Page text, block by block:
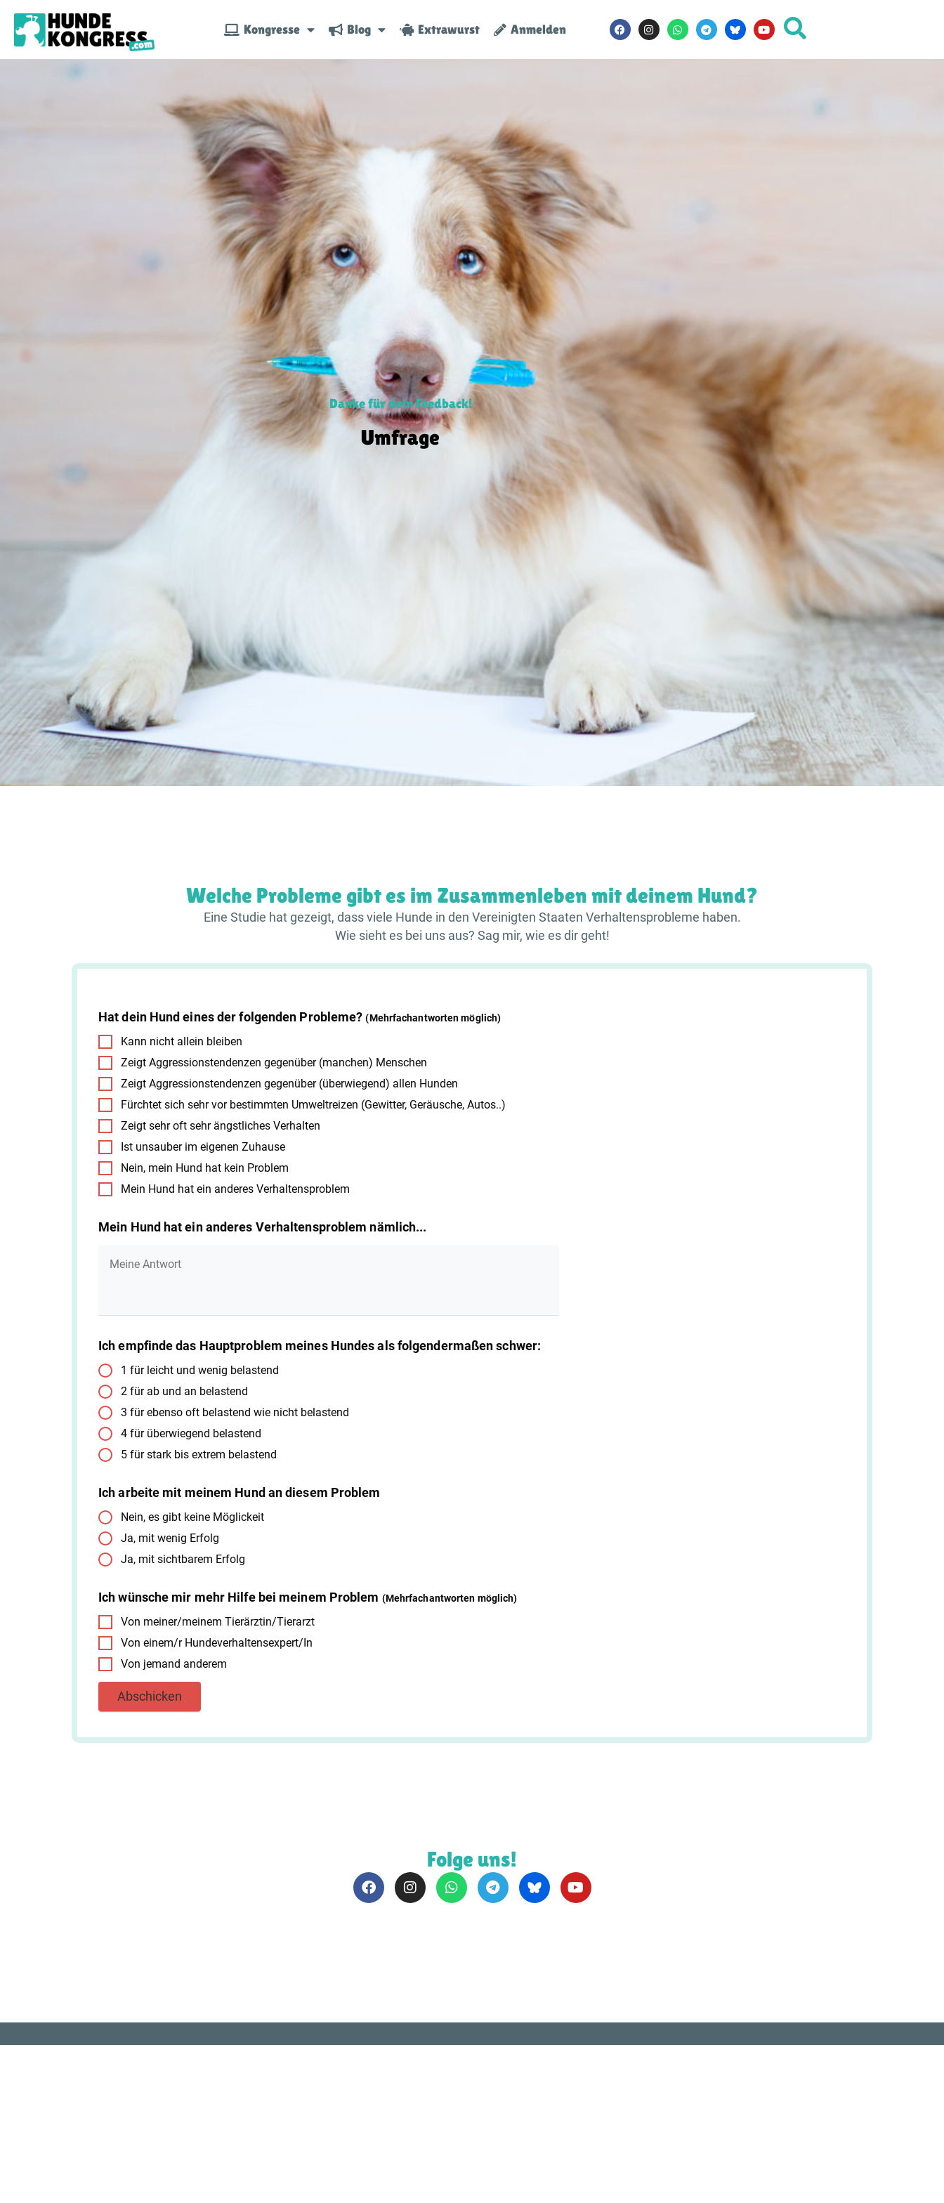
Kongresse Blog Extrawurst Anmelden
Danke für dein Feedback!
Umfrage
Welche Probleme gibt es im Zusammenleben mit deinem Hund?
Eine Studie hat gezeigt, dass viele Hunde in den Vereinigten Staaten Verhaltensprobleme haben.
Wie sieht es bei uns aus? Sag mir, wie es dir geht!
Hat dein Hund eines der folgenden Probleme?(Mehrfachantworten möglich)
Kann nicht allein bleiben
Zeigt Aggressionstendenzen gegenüber (manchen) Menschen
Zeigt Aggressionstendenzen gegenüber (überwiegend) allen Hunden
Fürchtet sich sehr vor bestimmten Umweltreizen (Gewitter, Geräusche, Autos..)
Zeigt sehr oft sehr ängstliches Verhalten
Ist unsauber im eigenen Zuhause
Nein, mein Hund hat kein Problem
Mein Hund hat ein anderes Verhaltensproblem
Mein Hund hat ein anderes Verhaltensproblem nämlich...
Ich empfinde das Hauptproblem meines Hundes als folgendermaßen schwer:
1 für leicht und wenig belastend
2 für ab und an belastend
3 für ebenso oft belastend wie nicht belastend
4 für überwiegend belastend
5 für stark bis extrem belastend
Ich arbeite mit meinem Hund an diesem Problem
Nein, es gibt keine Möglickeit
Ja, mit wenig Erfolg
Ja, mit sichtbarem Erfolg
Ich wünsche mir mehr Hilfe bei meinem Problem (Mehrfachantworten möglich)
Von meiner/meinem Tierärztin/Tierarzt
Von einem/r Hundeverhaltensexpert/In
Von jemand anderem
Folge uns!